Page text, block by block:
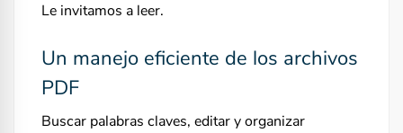
Le invitamos a leer.
Un manejo eficiente de los archivos
PDF
Buscar palabras claves, editar y organizar